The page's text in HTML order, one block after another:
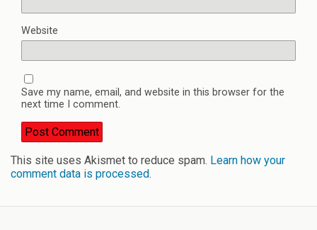
Website
Save my name, email, and website in this browser for the
next time I comment.
This site uses Akismet to reduce spam. Learn how your
comment data is processed.